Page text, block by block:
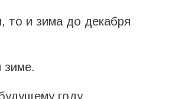
то и зима до декабря
году.